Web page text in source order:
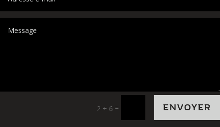
2 + 6 = ENVOYER